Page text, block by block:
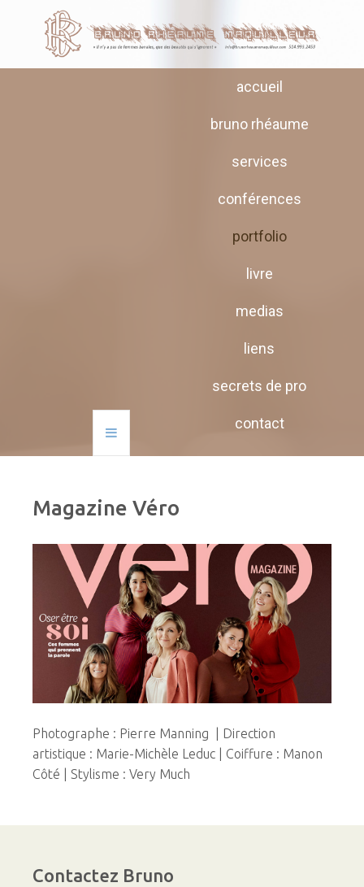
accueil
bruno rhéaume
services
conférences
portfolio
livre
medias
liens
secrets de pro
contact
Magazine Véro
Photographe : Pierre Manning | Direction
artistique : Marie-Michèle Leduc | Coiffure : Manon
Côté | Stylisme : Very Much
Contactez Bruno